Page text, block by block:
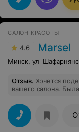
САЛОН КРАСОТЫ
4.6 Marsel
Минск, ул.
Отзыв. Хочется
вашего салона.
чувствовался
определила
что бы решить
нежными , то